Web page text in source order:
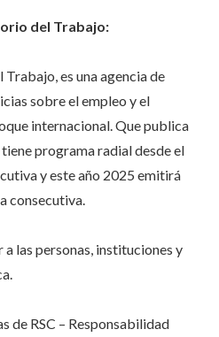
del Trabajo:
es una agencia de
sobre el empleo y el
internacional. Que publica
programa radial desde el
y este año 2025 emitirá
consecutiva.
las personas, instituciones y
de RSC – Responsabilidad